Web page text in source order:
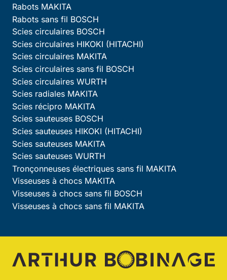
Rabots MAKITA
Rabots sans fil BOSCH
Scies circulaires BOSCH
Scies circulaires HIKOKI (HITACHI)
Scies circulaires MAKITA
Scies circulaires sans fil BOSCH
Scies circulaires WURTH
Scies radiales MAKITA
Scies récipro MAKITA
Scies sauteuses BOSCH
Scies sauteuses HIKOKI (HITACHI)
Scies sauteuses MAKITA
Scies sauteuses WURTH
Tronçonneuses électriques sans fil MAKITA
Visseuses à chocs MAKITA
Visseuses à chocs sans fil BOSCH
Visseuses à chocs sans fil MAKITA